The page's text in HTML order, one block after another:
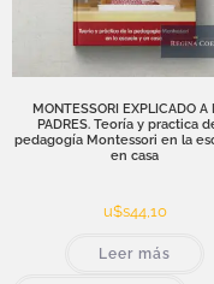
MONTESSORI EXPLICADO A
PADRES. Teoría y practica
pedagogía Montessori en la
en casa
u$s44,10
Leer más